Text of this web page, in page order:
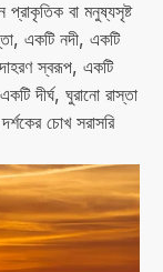
বা মনুষ্যসৃষ্ট
একটি নদী, একটি
স্বরূপ, একটি
দীর্ঘ, ঘুরানো রাস্তা
চোখ সরাসরি